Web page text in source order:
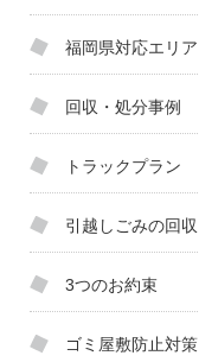
福岡県対応エリア
回収・処分事例
トラックプラン
引越しごみの回収
3つのお約束
ゴミ屋敷防止対策